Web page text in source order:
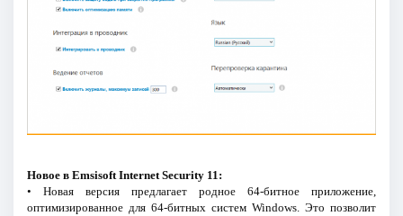
Новое в Emsisoft Internet Security 11:
• Новая версия предлагает родное 64-битное приложение,
оптимизированное для 64-битных систем Windows. Это позволит